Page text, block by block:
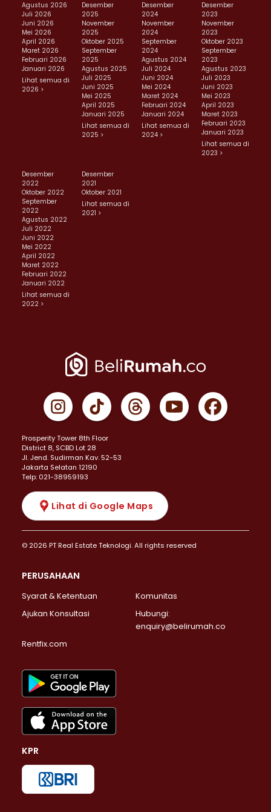
Agustus 2026
Juli 2026
Juni 2026
Mei 2026
April 2026
Maret 2026
Februari 2026
Januari 2026
Lihat semua di
2026 >
Desember
2025
November
2025
Oktober 2025
September
2025
Agustus 2025
Juli 2025
Juni 2025
Mei 2025
April 2025
Januari 2025
Lihat semua di
2025 >
Desember
2024
November
2024
September
2024
Agustus 2024
Juli 2024
Juni 2024
Mei 2024
Maret 2024
Februari 2024
Januari 2024
Lihat semua di
2024 >
Desember
2023
November
2023
Oktober 2023
September
2023
Agustus 2023
Juli 2023
Juni 2023
Mei 2023
April 2023
Maret 2023
Februari 2023
Januari 2023
Lihat semua di
2023 >
Desember
2022
Oktober 2022
September
2022
Agustus 2022
Juli 2022
Juni 2022
Mei 2022
April 2022
Maret 2022
Februari 2022
Januari 2022
Lihat semua di
2022 >
Desember
2021
Oktober 2021
Lihat semua di
2021 >
Prosperity Tower 8th Floor
District 8, SCBD Lot 28
JI. Jend. Sudirman Kav. 52-53
Jakarta Selatan 12190
Telp: 021-38959193
Lihat di Google Maps
© 2026 PT Real Estate Teknologi. All rights reserved
PERUSAHAAN
Syarat & Ketentuan
Komunitas
Ajukan Konsultasi
Hubungi:
enquiry@belirumah.co
Rentfix.com
KPR